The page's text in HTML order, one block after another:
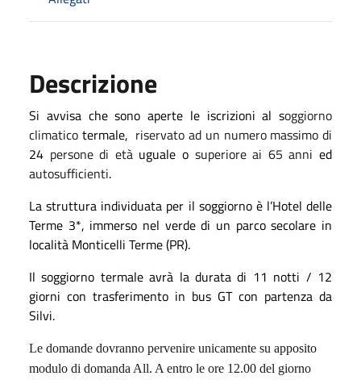
Descrizione
Si avvisa che sono aperte le iscrizioni al soggiorno
climatico termale, riservato ad un numero massimo di
24 persone di etàuguale o superiore ai 65 anni ed
autosufficienti.
La struttura individuata per il soggiorno è l’Hotel delle
Terme 3*, immerso nel verde di un parco secolare in
località Monticelli Terme (PR).
Il soggiorno termale avrà la durata di 11 notti / 12
giorni con trasferimento in bus GT con partenza da
Silvi.
Le domande dovranno pervenire unicamente su apposito
modulo di domanda All. A entro le ore 12.00 del giorno